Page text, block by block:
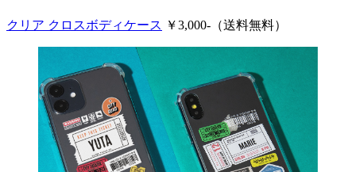
クリア クロスボディケース ￥3,000-（送料無料）